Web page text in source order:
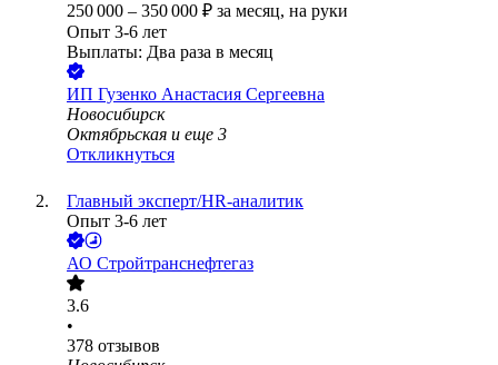
250 000 – 350 000 ₽ за месяц, на руки
Опыт 3-6 лет
Выплаты: Два раза в месяц
ИП Гузенко Анастасия Сергеевна
Новосибирск
Октябрьская и еще 3
Откликнуться
Главный эксперт/HR-аналитик
Опыт 3-6 лет
АО Стройтранснефтегаз
3.6
•
378 отзывов